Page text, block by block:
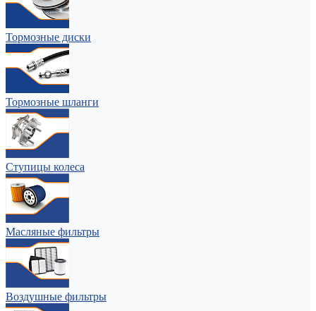
Тормозные диски
Тормозные шланги
Ступицы колеса
Масляные фильтры
Воздушные фильтры